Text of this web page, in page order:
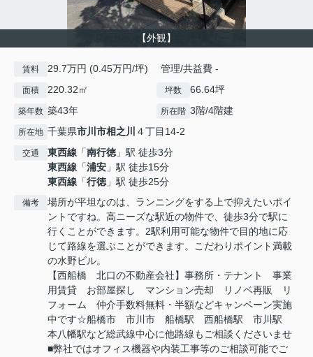
【外観】
賃料 29.7万円 (0.45万円/坪) 管理/共益費 -
面積 220.32㎡ 坪数 66.64坪
築年数 築43年 所在階 3階/4階建
所在地 千葉県市川市相之川 ４丁目14-2
交通 東西線 「南行徳」駅 徒歩3分
東西線 「浦安 」駅 徒歩15分
東西線 「行徳」駅 徒歩25分
備考
場所が平坦なのは、ランニングをする上で抑えたいポイ
ントですね。高ニーズな駅近の物件で、徒歩3分で駅に
行くことができます。2駅利用可能な物件で目的地に応
じて路線を選ぶことができます。こだわりポイント満載
の水野ビル。
【西船橋 北口の不動産会社】事務所・テナント 事業
用賃貸 お部屋探し マンション売却 リノベ再販 リ
フォーム 仲介手数料無料・半額などキャンペーン実施
中です☆船橋市 市川市 船橋駅 西船橋駅 市川駅
本八幡駅など総武線中心に他路線もご相談くださいませ
■弊社ではオフィス機器や内装工事等のご相談可能でご